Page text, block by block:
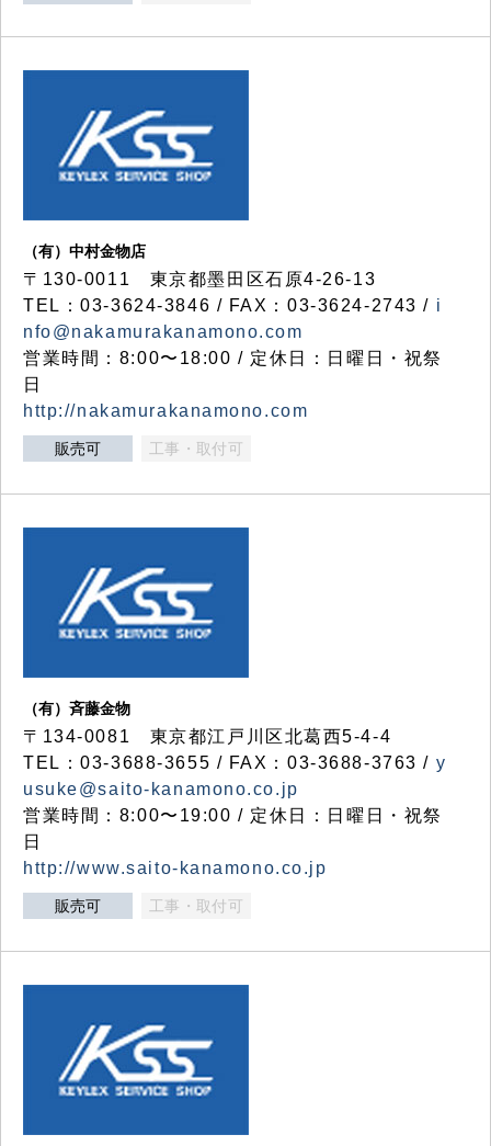
（有）中村金物店
〒130-0011 東京都墨田区石原4-26-13
TEL：03-3624-3846 / FAX：03-3624-2743 / i
nfo@nakamurakanamono.com
営業時間：8:00〜18:00 / 定休日：日曜日・祝祭
日
http://nakamurakanamono.com
販売可 工事・取付可
（有）斉藤金物
〒134-0081 東京都江戸川区北葛西5-4-4
TEL：03-3688-3655 / FAX：03-3688-3763 / y
usuke@saito-kanamono.co.jp
営業時間：8:00〜19:00 / 定休日：日曜日・祝祭
日
http://www.saito-kanamono.co.jp
販売可 工事・取付可